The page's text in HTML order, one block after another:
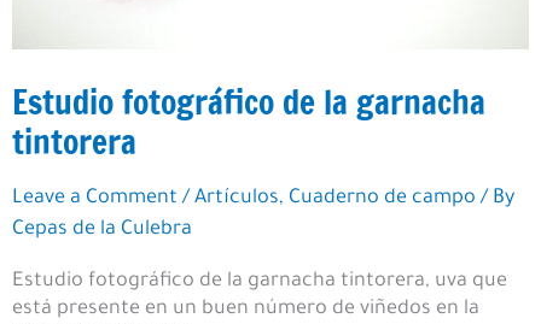
Estudio fotográfico de la garnacha
tintorera
Leave a Comment / Artículos, Cuaderno de campo / By
Cepas de la Culebra
Estudio fotográfico de la garnacha tintorera, uva que
está presente en un buen número de viñedos en la